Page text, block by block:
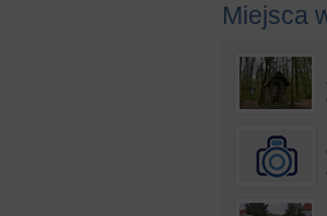
Miejsca